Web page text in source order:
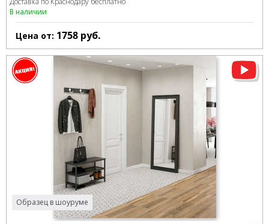
В наличии
Цена от: 1758 руб.
Образец в шоуруме